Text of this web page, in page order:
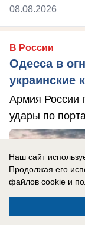
08.08.2026
В России
Одесса в
украинские
Армия России
удары по
Наш сайт
Продолжая его
файлов cookie и